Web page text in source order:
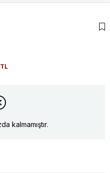
kalmamıştır.